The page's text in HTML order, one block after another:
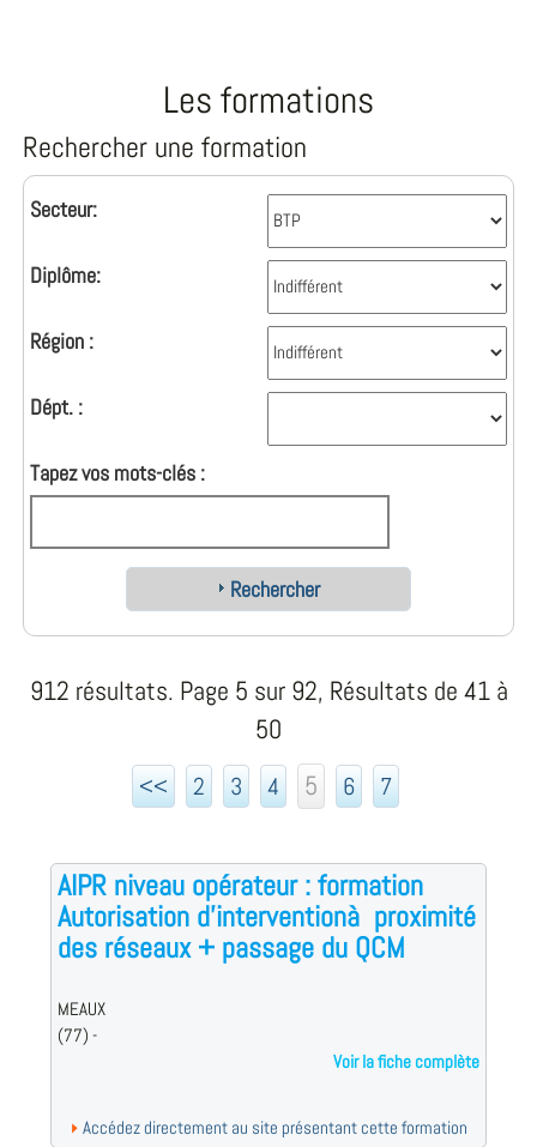
Les formations
Rechercher une formation
Secteur:
Diplôme:
Région :
Dépt. :
Tapez vos mots-clés :
Rechercher
912 résultats. Page 5 sur 92, Résultats de 41 à
50
<< 2 3 4 5 6 7
AIPR niveau opérateur : formation
Autorisation d'interventionà proximité
des réseaux + passage du QCM
MEAUX
(77) -
Voir la fiche complète
Accédez directement au site présentant cette formation